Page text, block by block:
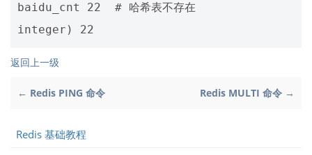
baidu_cnt 22  # 哈希表不存在
返回上一级
← Redis PING 命令 Redis MULTI 命令 →
Redis 基础教程